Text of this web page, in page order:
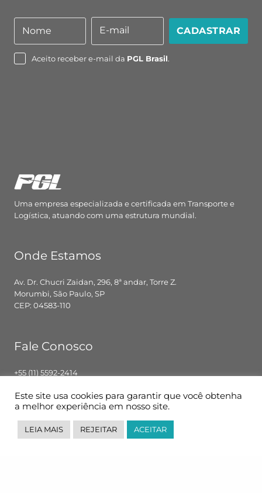
Nome
Nome
mail
E-mail CADASTRAR
Aceito receber e-mail da PGL Brasil.
Uma empresa especializada e certificada em Transporte e
Logística, atuando com uma estrutura mundial.
Onde Estamos
Av. Dr. Chucri Zaidan, 296, 8ª andar, Torre Z.
Morumbi, São Paulo, SP
CEP: 04583-110
Fale Conosco
+55 (11) 5592-2414
Segunda – Sexta: 8h00 – 18h00
Siga-nos
Este site usa cookies para garantir que você obtenha
a melhor experiência em nosso site.
LEIA MAIS REJEITAR ACEITAR